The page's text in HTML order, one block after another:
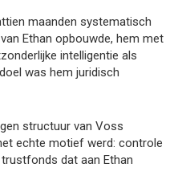
maanden systematisch
Ethan opbouwde, hem met
intelligentie als
was hem juridisch
structuur van Voss
echte motief werd: controle
dat aan Ethan